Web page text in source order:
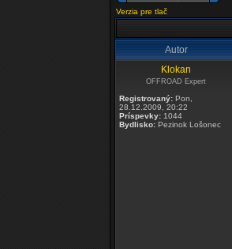
Verzia pre tlač
Autor
Klokan
OFFROAD Expert
Registrovaný:Pon,
28.12.2009, 20:22
Príspevky:1044
Bydlisko:Pezinok Lošonec